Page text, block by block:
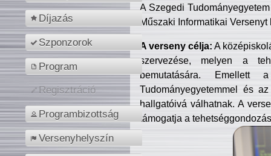
Díjazás
Szponzorok
Program
Regisztráció
Programbizottság
Versenyhelyszín
A Szegedi
Műszaki Informatikai
A verseny célja: A
szervezése, melyen a
bemutatására. Emellett
Tudományegyetemmel és
hallgatóivá válhatnak. A
támogatja a